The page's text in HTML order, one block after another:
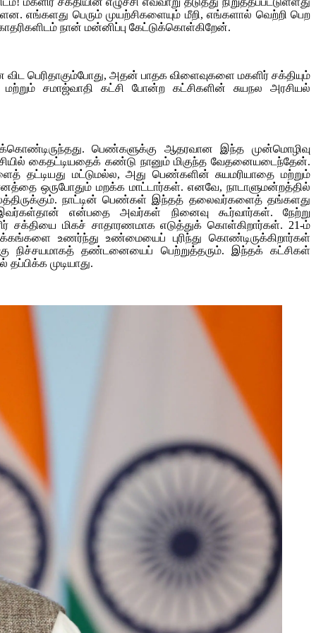
எங்களது பெரும் முயற்சிகளையும் மீறி, எங்களால் வெற்றி பெற
நான் மன்னிப்பு கேட்டுக்கொள்கிறேன்.
பெரிதாகும்போது, அதன் பாதக விளைவுகளை மகளிர் சக்தியும்
சமாஜ்வாதி கட்சி போன்ற கட்சிகளின் சுயநல அரசியல்
பெண்களுக்கு ஆதரவான இந்த முன்மொழிவு
கைதட்டியதைக் கண்டு நானும் மிகுந்த வேதனையடைந்தேன்.
மட்டுமல்ல, அது பெண்களின் சுயமரியாதை மற்றும்
ஒருபோதும் மறக்க மாட்டார்கள். எனவே, நாடாளுமன்றத்தில்
நாட்டின் பெண்கள் இந்தத் தலைவர்களைத் தங்களது
இவர்கள்தான் என்பதை அவர்கள் நினைவு கூர்வார்கள். நேற்று
சக்தியை மிகச் சாதாரணமாக எடுத்துக் கொள்கிறார்கள். 21-ம்
உணர்ந்து உண்மையைப் புரிந்து கொண்டிருக்கிறார்கள்
நிச்சயமாகத் தண்டனையைப் பெற்றுத்தரும். இந்தக் கட்சிகள்
முடியாது.